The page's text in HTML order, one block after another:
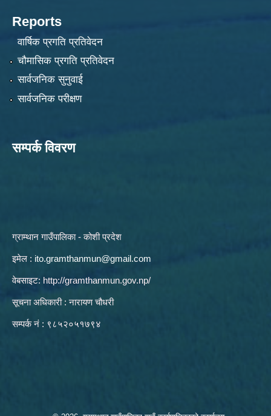
Reports
वार्षिक प्रगति प्रतिवेदन
चौमासिक प्रगति प्रतिवेदन
सार्वजनिक सुनुवाई
सार्वजनिक परीक्षण
सम्पर्क विवरण
ग्राम्थान गाउँपालिका - कोशी प्रदेश
इमेल : ito.gramthanmun@gmail.com
वेबसाइट: http://gramthanmun.gov.np/
सूचना अधिकारी : नारायण चौधरी
सम्पर्क नं : ९८५२०५१७९४